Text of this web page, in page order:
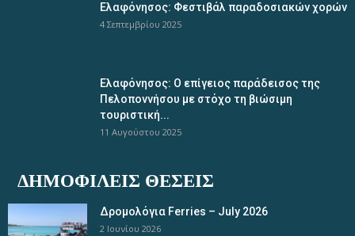
Ελαφόνησος: Φεστιβάλ παραδοσιακών χορών
4 Σεπτεμβρίου 2025
Ελαφόνησος: Ο επίγειος παράδεισος της
Πελοποννήσου με στόχο τη βιώσιμη
τουριστική...
11 Αυγούστου 2025
ΔΗΜΟΦΙΛΕΊΣ ΘΈΣΕΙΣ
Δρομολόγια Ferries – July 2026
2 Ιουνίου 2026